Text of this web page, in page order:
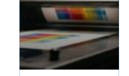
ostört och samtidigt...